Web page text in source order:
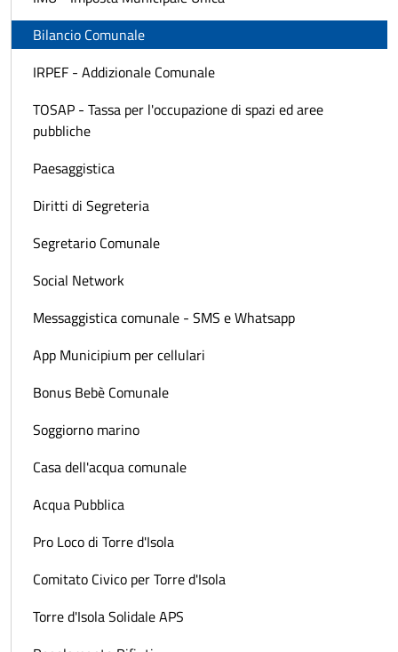
Bilancio Comunale
IRPEF - Addizionale Comunale
TOSAP - Tassa per l'occupazione di spazi ed aree
pubbliche
Paesaggistica
Diritti di Segreteria
Segretario Comunale
Social Network
Messaggistica comunale - SMS e Whatsapp
App Municipium per cellulari
Bonus Bebè Comunale
Soggiorno marino
Casa dell'acqua comunale
Acqua Pubblica
Pro Loco di Torre d'Isola
Comitato Civico per Torre d'Isola
Torre d'Isola Solidale APS